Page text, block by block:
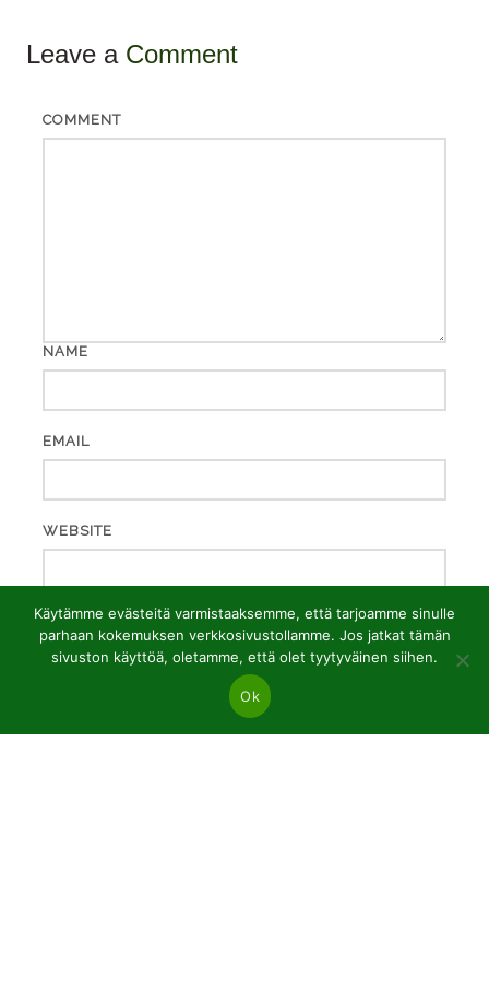
Leave a Comment
COMMENT
NAME
EMAIL
WEBSITE
Käytämme evästeitä varmistaaksemme, että tarjoamme sinulle
parhaan kokemuksen verkkosivustollamme. Jos jatkat tämän
sivuston käyttöä, oletamme, että olet tyytyväinen siihen.
Ok